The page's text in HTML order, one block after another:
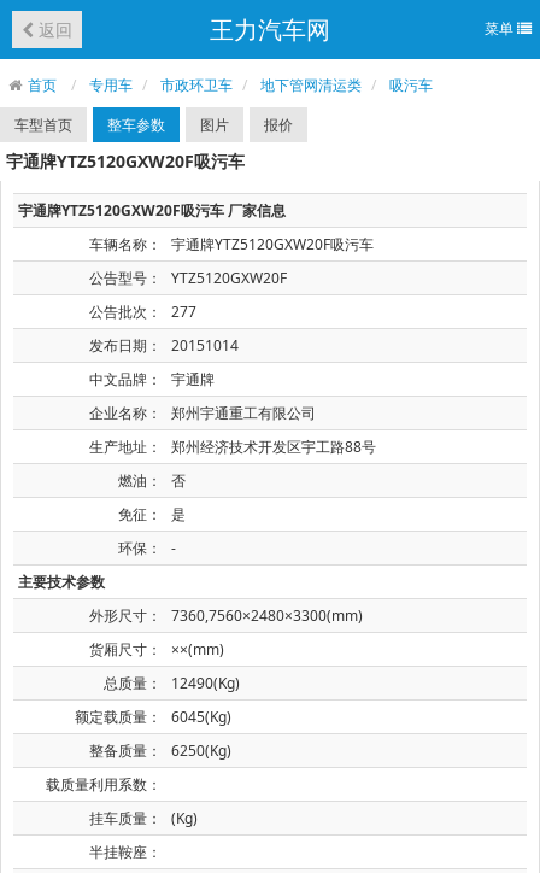
返回 王力汽车网 菜单
首页 专用车 市政环卫车 地下管网清运类
吸污车
车型首页
整车参数 图片 报价
宇通牌YTZ5120GXW20F吸污车
宇通牌YTZ5120GXW20F吸污车 厂家信息
车辆名称：
宇通牌YTZ5120GXW20F吸污车
公告型号：
YTZ5120GXW20F
公告批次：
277
发布日期：
20151014
中文品牌：
宇通牌
企业名称：
郑州宇通重工有限公司
生产地址：
郑州经济技术开发区宇工路88号
燃油：
否
免征：
是
环保：
-
主要技术参数
外形尺寸：
7360,7560×2480×3300(mm)
货厢尺寸：
××(mm)
总质量：
12490(Kg)
额定载质量：
6045(Kg)
整备质量：
6250(Kg)
载质量利用系数：
挂车质量：
(Kg)
半挂鞍座：